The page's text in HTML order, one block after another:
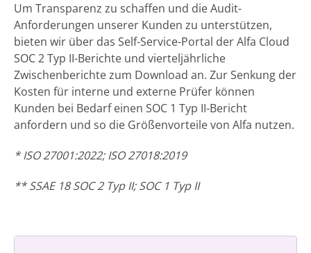
Um Transparenz zu schaffen und die Audit-
Anforderungen unserer Kunden zu unterstützen,
bieten wir über das Self-Service-Portal der Alfa Cloud
SOC 2 Typ II-Berichte und vierteljährliche
Zwischenberichte zum Download an. Zur Senkung der
Kosten für interne und externe Prüfer können
Kunden bei Bedarf einen SOC 1 Typ II-Bericht
anfordern und so die Größenvorteile von Alfa nutzen.
* ISO 27001:2022; ISO 27018:2019
** SSAE 18 SOC 2 Typ II; SOC 1 Typ II